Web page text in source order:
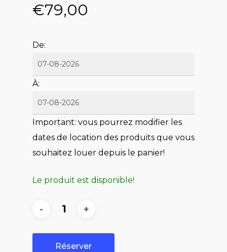
€79,00
De:
À:
Important: vous pourrez modifier les
dates de location des produits que vous
souhaitez louer depuis le panier!
Le produit est disponible!
Réserver